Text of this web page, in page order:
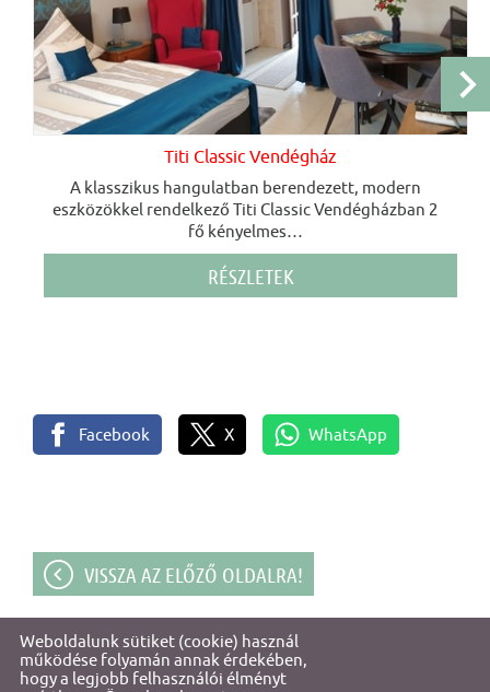
Titi Classic Vendégház
A klasszikus hangulatban berendezett, modern
eszközökkel rendelkező Titi Classic Vendégházban 2
fő kényelmes…
RÉSZLETEK
Facebook X WhatsApp
VISSZA AZ ELŐZŐ OLDALRA!
© 2026 - Titi & Őri Vendégházak
Weboldalunk sütiket (cookie) használ
működése folyamán annak érdekében,
hogy a legjobb felhasználói élményt